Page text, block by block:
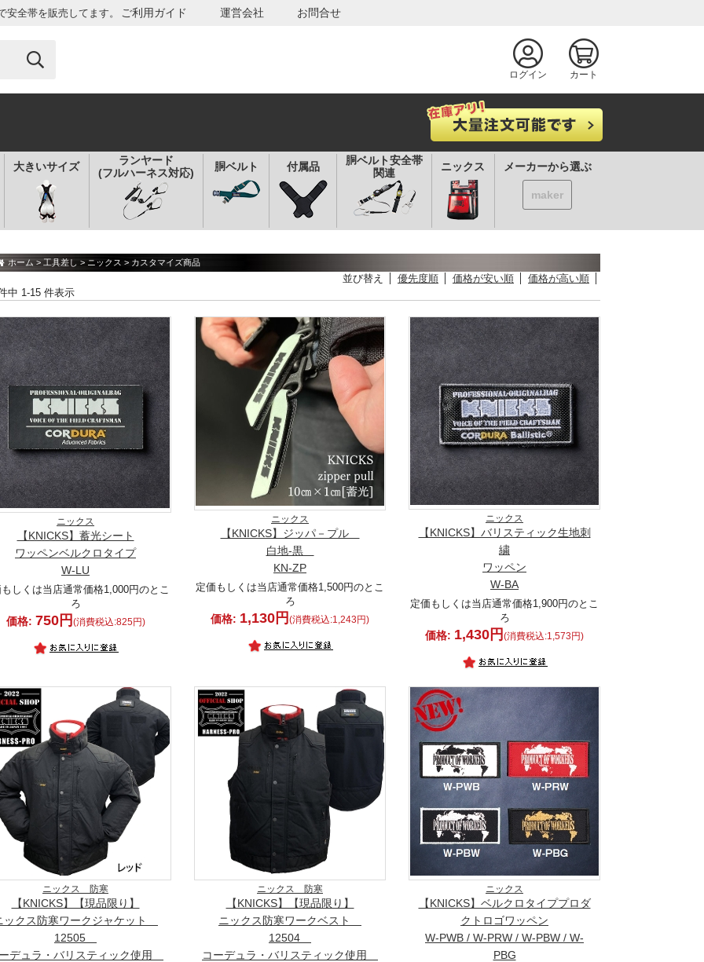
全帯を販売してます。 ご利用ガイド 運営会社 お問合せ
ログイン カート
大きいサイズ
ランヤード
(フルハーネス対応)
胴ベルト 付属品
胴ベルト安全帯
関連
ニックス メーカーから選ぶ
maker
ホーム>工具差し> ニックス > カスタマイズ商品
並び替え 優先度順 価格が安い順
価格が高い順
中 1-15 件表示
ニックス
【KNICKS】蓄光シート
ワッペンベルクロタイプ
W-LU
しくは当店通常価格1,000円のとこ
ろ
価格: 750円 (消費税込:825円)
ニックス
【KNICKS】ジッパ－プル
白地-黒
KN-ZP
定価もしくは当店通常価格1,500円のとこ
ろ
価格: 1,130円 (消費税込:1,243円)
ニックス
【KNICKS】バリスティック生地刺
繍
ワッペン
W-BA
定価もしくは当店通常価格1,900円のとこ
ろ
価格: 1,430円 (消費税込:1,573円)
ニックス 防寒
【KNICKS】【現品限り】
ックス防寒ワークジャケット
12505
デュラ・バリスティック使用
ニックス 防寒
【KNICKS】【現品限り】
ニックス防寒ワークベスト
12504
コーデュラ・バリスティック使用
ニックス
【KNICKS】ベルクロタイププロダ
クトロゴワッペン
W-PWB / W-PRW / W-PBW / W-
PBG